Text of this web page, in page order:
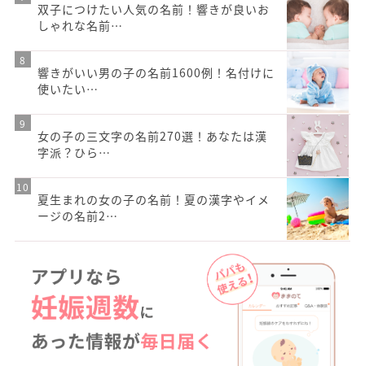
双子につけたい人気の名前！響きが良いお
しゃれな名前…
響きがいい男の子の名前1600例！名付けに
使いたい…
女の子の三文字の名前270選！あなたは漢
字派？ひら…
夏生まれの女の子の名前！夏の漢字やイメ
ージの名前2…